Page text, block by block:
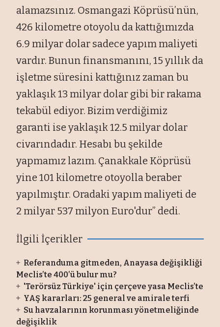
alamazsınız. Osmangazi Köprüsü’nün,
426 kilometre otoyolu da kattığımızda
6.9 milyar dolar sadece yapım maliyeti
vardır. Bunun finansmanını, 15 yıllık da
işletme süresini kattığınız zaman bu
yaklaşık 13 milyar dolar gibi bir rakama
tekabül ediyor. Bizim verdiğimiz
garanti ise yaklaşık 12.5 milyar dolar
civarındadır. Hesabı bu şekilde
yapmamız lazım. Çanakkale Köprüsü
yine 101 kilometre otoyolla beraber
yapılmıştır. Oradaki yapım maliyeti de
2 milyar 537 milyon Euro'dur” dedi.
İlgili İçerikler
Referanduma gitmeden, Anayasa değişikliği
Meclis’te 400’ü bulur mu?
'Terörsüz Türkiye' için çerçeve yasa Meclis’te
YAŞ kararları: 25 general ve amirale terfi
Su havzalarının korunması yönetmeliğinde
değişiklik